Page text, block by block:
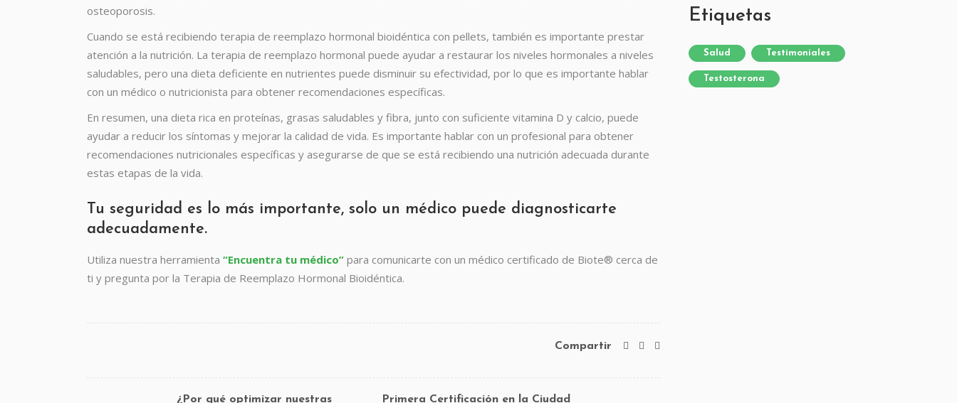
osteoporosis.
Cuando se está recibiendo terapia de reemplazo hormonal bioidéntica con pellets, también es importante prestar
atención a la nutrición. La terapia de reemplazo hormonal puede ayudar a restaurar los niveles hormonales a niveles
saludables, pero una dieta deficiente en nutrientes puede disminuir su efectividad, por lo que es importante hablar
con un médico o nutricionista para obtener recomendaciones específicas.
En resumen, una dieta rica en proteínas, grasas saludables y fibra, junto con suficiente vitamina D y calcio, puede
ayudar a reducir los síntomas y mejorar la calidad de vida. Es importante hablar con un profesional para obtener
recomendaciones nutricionales específicas y asegurarse de que se está recibiendo una nutrición adecuada durante
estas etapas de la vida.
Tu seguridad es lo más importante, solo un médico puede diagnosticarte
adecuadamente.
Utiliza nuestra herramienta “Encuentra tu médico” para comunicarte con un médico certificado de Biote® cerca de
ti y pregunta por la Terapia de Reemplazo Hormonal Bioidéntica.
Compartir
¿Por qué optimizar nuestras Primera Certificación en la Ciudad
Etiquetas
Salud Testimoniales
Testosterona